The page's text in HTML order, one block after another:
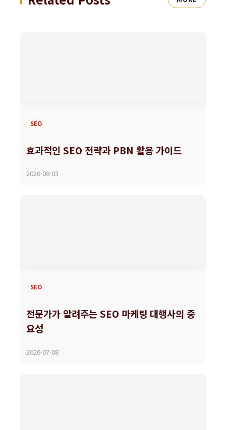
SEO
효과적인 SEO 전략과 PBN 활용 가이드
2026-08-03
SEO
전문가가 알려주는 SEO 마케팅 대행사의 중
요성
2026-07-08